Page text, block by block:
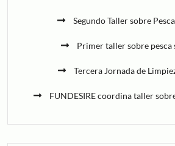
Segundo Taller sobre
Primer taller sobre pesca
Tercera Jornada de
FUNDESIRE coordina taller